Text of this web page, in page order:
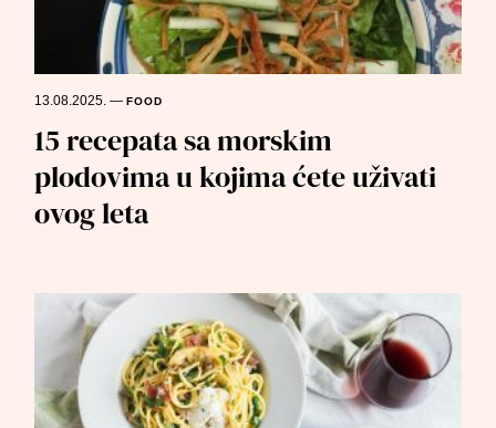
13.08.2025.—FOOD
15 recepata sa morskim
plodovima u kojima ćete uživati
ovog leta